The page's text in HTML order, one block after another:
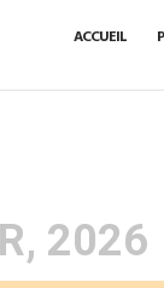
ACCUEIL
2026